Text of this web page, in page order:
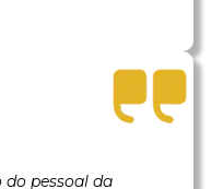
pessoal da